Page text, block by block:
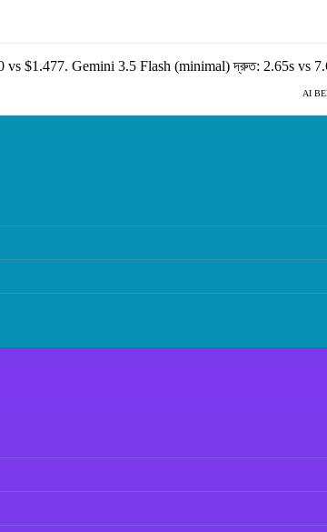
vs $1.477. Gemini 3.5 Flash (minimal)দ্রুত: 2.65s vs
AI